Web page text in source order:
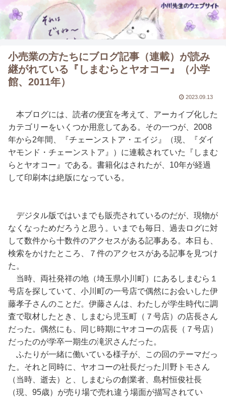
小売業の方たちにブログ記事（連載）が読み
継がれている『しまむらとヤオコー』（小学
館、2011年）
2023.09.13
本ブログには、読者の便宜を考えて、アーカイブ化した
カテゴリーをいくつか用意してある。その一つが、2008
年から2年間、『チェーンストア・エイジ』（現、『ダイ
ヤモンド・チェーンストア』）に連載されていた『しまむ
らとヤオコー』である。書籍化はされたが、10年が経過
して印刷本は絶版になっている。
デジタル版ではいまでも販売されているのだが、現物が
なくなっためだろうと思う。いまでも毎日、過去ログに対
して数件から十数件のアクセスがある記事ある。本日も、
検索をかけたところ、７件のアクセスがある記事を見つけ
た。
当時、両社発祥の地（埼玉県小川町）にあるしまむら１
号店を探していて、小川町の一号店で偶然にお会いした伊
藤孝子さんのことだ。伊藤さんは、わたしが学生時代に調
査で取材したとき、しまむら児玉町（７号店）の店長さん
だった。偶然にも、同じ時期にヤオコーの店長（７号店）
だったのが学卒一期生の滝沢さんだった。
ふたりが一緒に働いている様子が、この回のテーマだっ
た。それと同時に、ヤオコーの社長だった川野トモさん
（当時、逝去）と、しまむらの創業者、島村恒俊社長
（現、95歳）が売り場で売れ違う場面が描写されてい